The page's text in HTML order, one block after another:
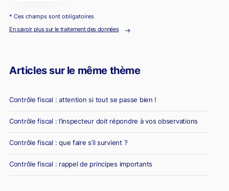
* Ces champs sont obligatoires
En savoir plus sur le traitement des données
Articles sur le même thème
Contrôle fiscal : attention si tout se passe bien !
Contrôle fiscal : l’inspecteur doit répondre à vos observations
Contrôle fiscal : que faire s’il survient ?
Contrôle fiscal : rappel de principes importants